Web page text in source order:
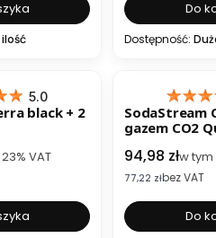
Do
Dostępność:
5.0
black + 2
23% VAT
SodaStream
gazem CO2
Cena brutto
94,98 złw tym
Cena netto
77,22 złbez VAT
Do